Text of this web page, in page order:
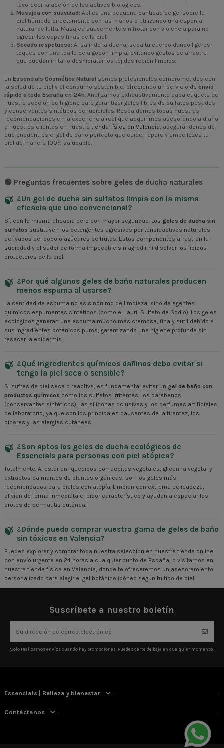
favorecer la acción de los activos biológicos.
Masajea con suavidad: Aplica una pequeña cantidad de gel sobre la
piel húmeda directamente con las manos o utilizando una esponja
natural de luffa. Masajea suavemente sin frotar con violencia para no
agredir las capas finas de la piel.
Secado respetuoso: Al salir de la ducha, seca tu cuerpo dando ligeros
toques con una toalla de algodón limpia, evitando gestos de arrastre
que puedan irritar o deshidratar los tejidos recién limpios.
En Essencials Cosmética Natural somos profesionales comprometidos con
la salud de tu piel y el consumo sostenible, ofreciendo un servicio de envío
rápido a toda España en 24h . Analizamos exhaustivamente cada etiqueta de
nuestra sección de higiene para garantizar geles libres de sulfatos pesados
y conservantes sintéticos perjudiciales. Respaldamos todas nuestras
recomendaciones en la experiencia real que adquirimos asesorando a diario
a nuestros clientes en nuestra tienda física en Valencia , asegurándonos de
que encuentres el gel de baño perfecto que cuide, repare y embellezca tu
piel de manera 100% saludable.
🟢 Preguntas frecuentes sobre geles de ducha naturales
¿Un gel de ducha sin sulfatos limpia con la misma
eficacia que uno convencional?
Sí, con la misma eficacia pero con mayor seguridad. Los geles de ducha sin
sulfatos sustituyen los detergentes agresivos por tensioactivos naturales
derivados del coco o azúcares de frutas. Estos componentes arrastran la
suciedad y el sudor de forma impecable sin agredir ni disolver los lípidos
protectores de la piel.
¿Por qué algunos geles de baño naturales producen
menos espuma al usarse?
La cantidad de espuma no es sinónimo de limpieza, sino de agentes
químicos espumantes sintéticos (como el Lauril Sulfato de Sodio). Los geles
ecológicos generan una espuma mucho más cremosa, fina y sutil debido a
sus ingredientes botánicos puros, garantizando una higiene profunda sin
resecar la epidermis.
¿Qué ingredientes químicos dañinos debo evitar si
tengo la piel seca o sensible?
Si sufres de piel seca o reactiva, es fundamental evitar un gel de baño con
productos químicos como los sulfatos irritantes, los parabenos
(conservantes sintéticos), las siliconas oclusivas y los perfumes artificiales
de laboratorio, ya que son los principales causantes de la tirantez, los
picores y las alergias cutáneas.
¿Son aptos los geles de ducha ecológicos de
Essencials para personas con piel atópica?
Totalmente. Al estar enriquecidos con aceites vegetales, glicerina vegetal y
extractos calmantes de plantas orgánicas, son los geles más
recomendados para pieles con atopía. Limpian con extrema delicadeza,
alivian de forma inmediata el picor característico y ayudan a espaciar los
brotes de dermatitis cutánea.
¿Dónde puedo comprar vuestra gama de geles de baño
sin tóxicos en Valencia?
Puedes explorar y comprar toda nuestra selección en nuestra tienda online
con envío urgente en 24 horas a cualquier punto de España, o visitarnos en
nuestra tienda física en Valencia, donde te ofreceremos un asesoramiento
personalizado para elegir el gel botánico idóneo según tu tipo de piel.
Suscríbete a nuestro boletín
Solo realizamos envíos cuando hay promociones. Puedes darte de baja en cualquier momento.
Essencials | Belleza y bienestar
Contáctanos